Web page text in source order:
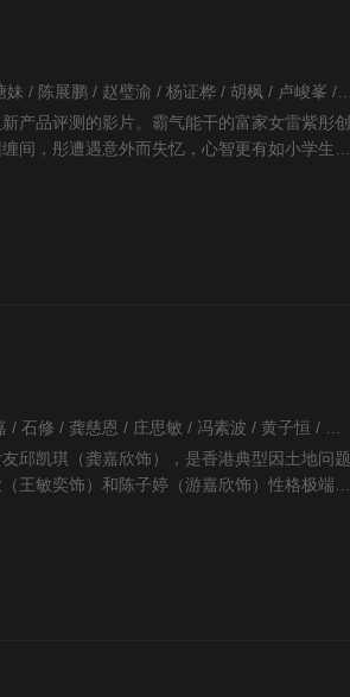
廖晋硕 / 陈俊坚 / 李国麟 / 高海宁 / 黄建东 / 糖妹 / 陈展鹏 / 赵璧渝 / 杨证桦 / 胡枫 / 卢峻峯 / 尹诗沛 / 张颕康 / 吴家乐 / 祝文君 / 苏恩磁 / 袁文杰 / 张振朗 / 陈荣峻 / 李尔晨 / 杨卓娜 / 吴香伦 / 蔡康年 / 钟志光 / 李启杰 / 李君妍 / 朱斐斐 / 魏惠文 / 莫伟文 / 李冈龙 / 张本立 / 叶蒨文 / 胡美贻 / 关梓阳 / 谭永浩 / 刘家聪 / 邓伊婷 / 黄一鸣 /
产品评测的影片。霸气能干的富家女雷紫彤创
间，彤遭遇意外而失忆，心智更有如小学生。
邱凯琪（龚嘉欣饰），是香港典型因土地问题
王敏奕饰）和陈子婷（游嘉欣饰）性格极端，